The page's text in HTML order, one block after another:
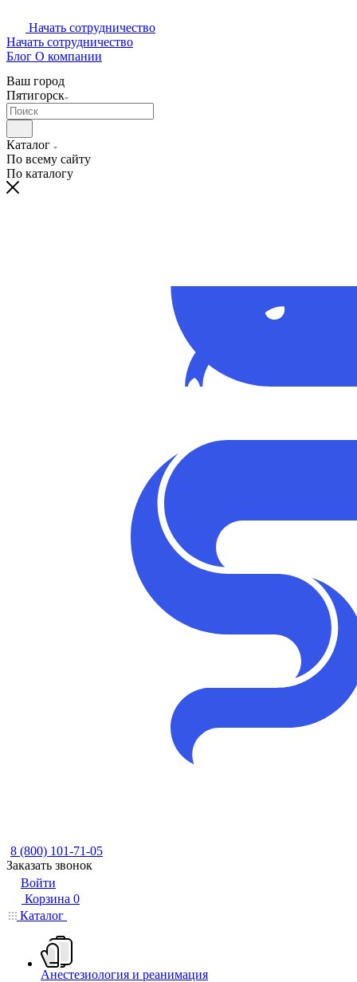
Начать сотрудничество
Начать сотрудничество
Блог О компании
Ваш город
Пятигорск
Каталог
По всему сайту
По каталогу
8 (800) 101-71-05
Заказать звонок
Войти
Корзина 0
Каталог
Анестезиология и реанимация